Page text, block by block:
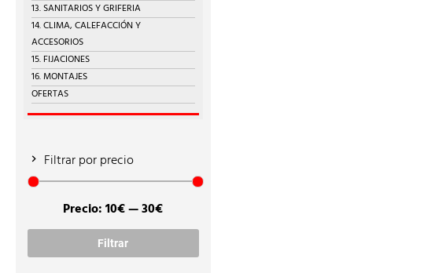
13. SANITARIOS Y GRIFERIA
14. CLIMA, CALEFACCIÓN Y
ACCESORIOS
15. FIJACIONES
16. MONTAJES
OFERTAS
Filtrar por precio
Filtrar
Precio:10€—30€